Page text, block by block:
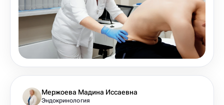
Мержоева Мадина Иссаевна
Эндокринология